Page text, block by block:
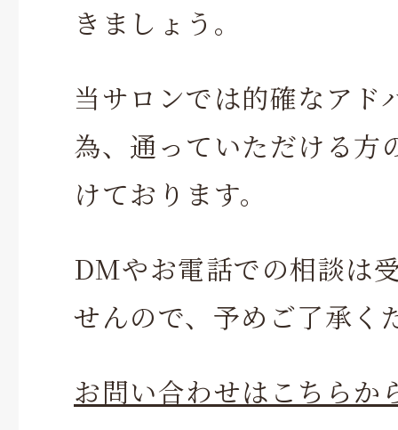
きましょう。
当サロンでは的確なアド
為、通っていただける方
けております。
DMやお電話での相談は
せんので、予めご了承く
お問い合わせはこちらか